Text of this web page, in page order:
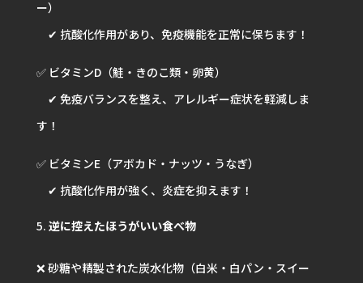
ー）
✔ 抗酸化作用があり、免疫機能を正常に保ちます！
✅ ビタミンD（鮭・きのこ類・卵黄）
✔ 免疫バランスを整え、アレルギー症状を軽減しま
す！
✅ ビタミンE（アボカド・ナッツ・うなぎ）
✔ 抗酸化作用が強く、炎症を抑えます！
逆に控えたほうがいい食べ物
❌ 砂糖や精製された炭水化物（白米・白パン・スイー